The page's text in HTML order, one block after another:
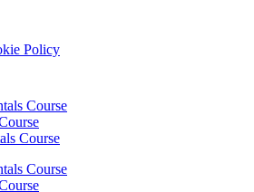
Policy
Course
Course
Course